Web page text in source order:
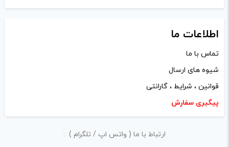
ذخیره نام، ایمیل و وبسایت من در مرورگر برای زمانی که دوباره
دیدگاهی می‌نویسم.
لازم است محتوای ارسالی منطبق برعرف و شئونات جامعه و با
بیانی رسمی و عاری از لحن تند، تمسخرو توهین باشد.
از ارسال لینک‌های سایت‌های دیگر و ارایه‌ی اطلاعات شخصی
اطلاعات ما
تماس با ما
شیوه های ارسال
قوانین ، شرایط ، گارانتی
پیگیری سفارش
ارتباط با ما ( واتس اپ / تلگرام ) :